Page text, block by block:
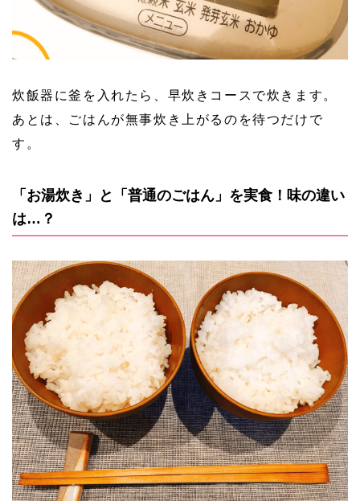
炊飯器に釜を入れたら、早炊きコースで炊きます。
あとは、ごはんが無事炊き上がるのを待つだけで
す。
「お湯炊き」と「普通のごはん」を実食！味の違い
は…？